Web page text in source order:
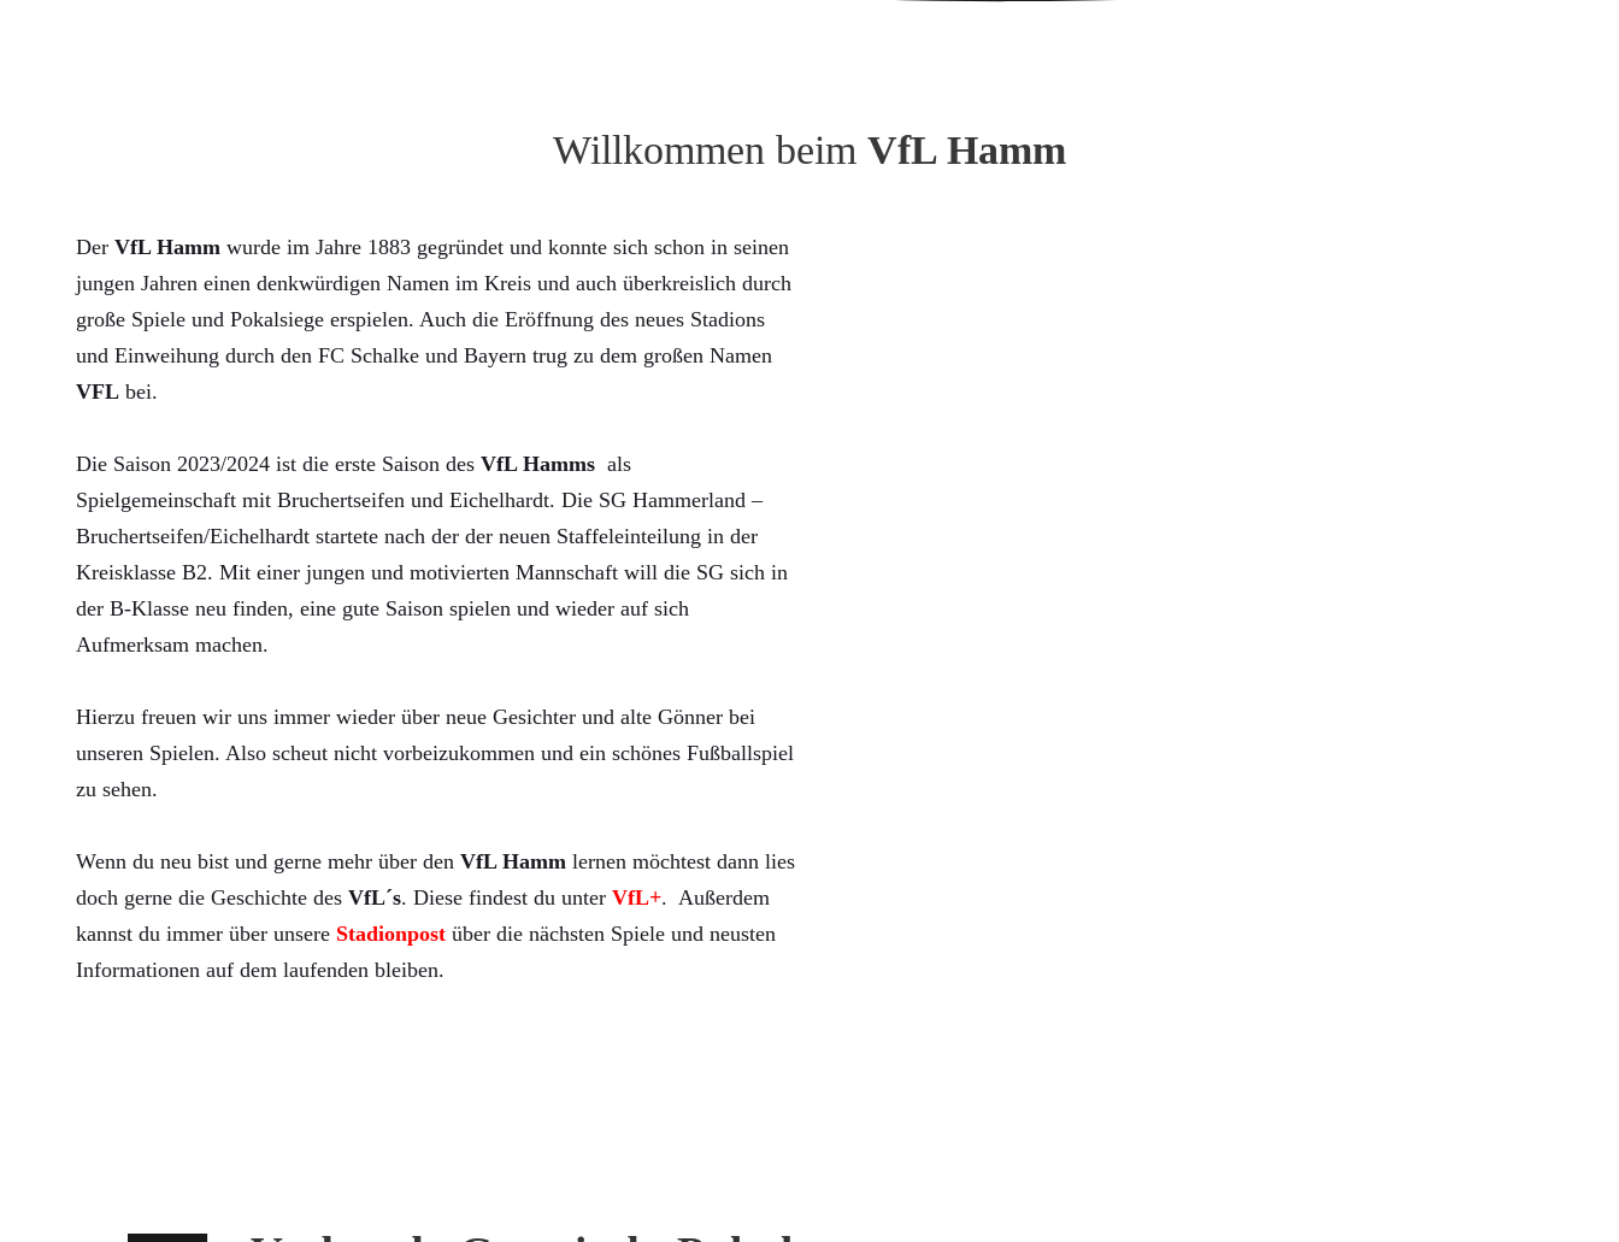
Willkommen beim VfL Hamm
Der VfL Hamm wurde im Jahre 1883 gegründet und konnte sich schon in seinen
jungen Jahren einen denkwürdigen Namen im Kreis und auch überkreislich durch
große Spiele und Pokalsiege erspielen. Auch die Eröffnung des neues Stadions
und Einweihung durch den FC Schalke und Bayern trug zu dem großen Namen
VFL bei.
Die Saison 2023/2024 ist die erste Saison des VfL Hamms als
Spielgemeinschaft mit Bruchertseifen und Eichelhardt. Die SG Hammerland –
Bruchertseifen/Eichelhardt startete nach der der neuen Staffeleinteilung in der
Kreisklasse B2. Mit einer jungen und motivierten Mannschaft will die SG sich in
der B-Klasse neu finden, eine gute Saison spielen und wieder auf sich
Aufmerksam machen.
Hierzu freuen wir uns immer wieder über neue Gesichter und alte Gönner bei
unseren Spielen. Also scheut nicht vorbeizukommen und ein schönes Fußballspiel
zu sehen.
Wenn du neu bist und gerne mehr über den VfL Hamm lernen möchtest dann lies
doch gerne die Geschichte des VfL´s. Diese findest du unter VfL+. Außerdem
kannst du immer über unsere Stadionpost über die nächsten Spiele und neusten
Informationen auf dem laufenden bleiben.